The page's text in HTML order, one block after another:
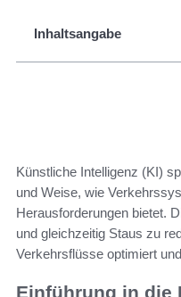
Inhaltsangabe
Künstliche Intelligenz (KI)
und Weise, wie
Herausforderungen bietet.
und gleichzeitig Staus zu
Verkehrsflüsse optimiert
Einführung in die